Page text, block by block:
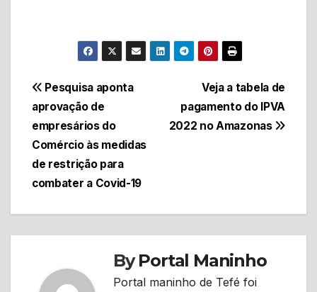
Navegação
de
Post
Veja a tabela de
pagamento do IPVA
2022 no Amazonas
Pesquisa aponta
aprovação de
empresários do
Comércio às medidas
de restrição para
combater a Covid-19
ByPortal Maninho
Portal maninho de Tefé foi